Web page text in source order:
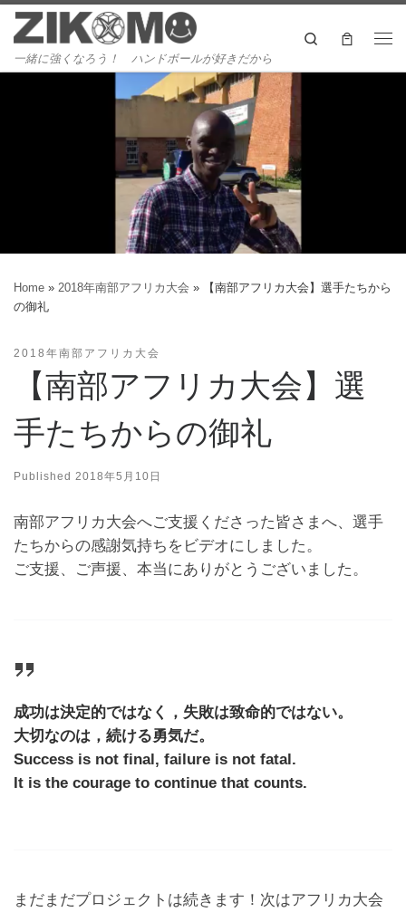
Skip to content
一緒に強くなろう！ ハンドボールが好きだから
Search
Home » 2018年南部アフリカ大会 »
【南部アフリカ大会】選手たちから
の御礼
2018年南部アフリカ大会
【南部アフリカ大会】選
手たちからの御礼
Published 2018年5月10日
南部アフリカ大会へご支援くださった皆さまへ、選手
たちからの感謝気持ちをビデオにしました。
ご支援、ご声援、本当にありがとうございました。
成功は決定的ではなく，失敗は致命的ではない。
大切なのは，続ける勇気だ。
Success is not final, failure is not fatal.
It is the courage to continue that counts.
まだまだプロジェクトは続きます！次はアフリカ大会